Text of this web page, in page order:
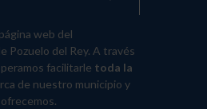
web del
Pozuelo del Rey. A través
facilitarle toda la
de nuestro municipio y